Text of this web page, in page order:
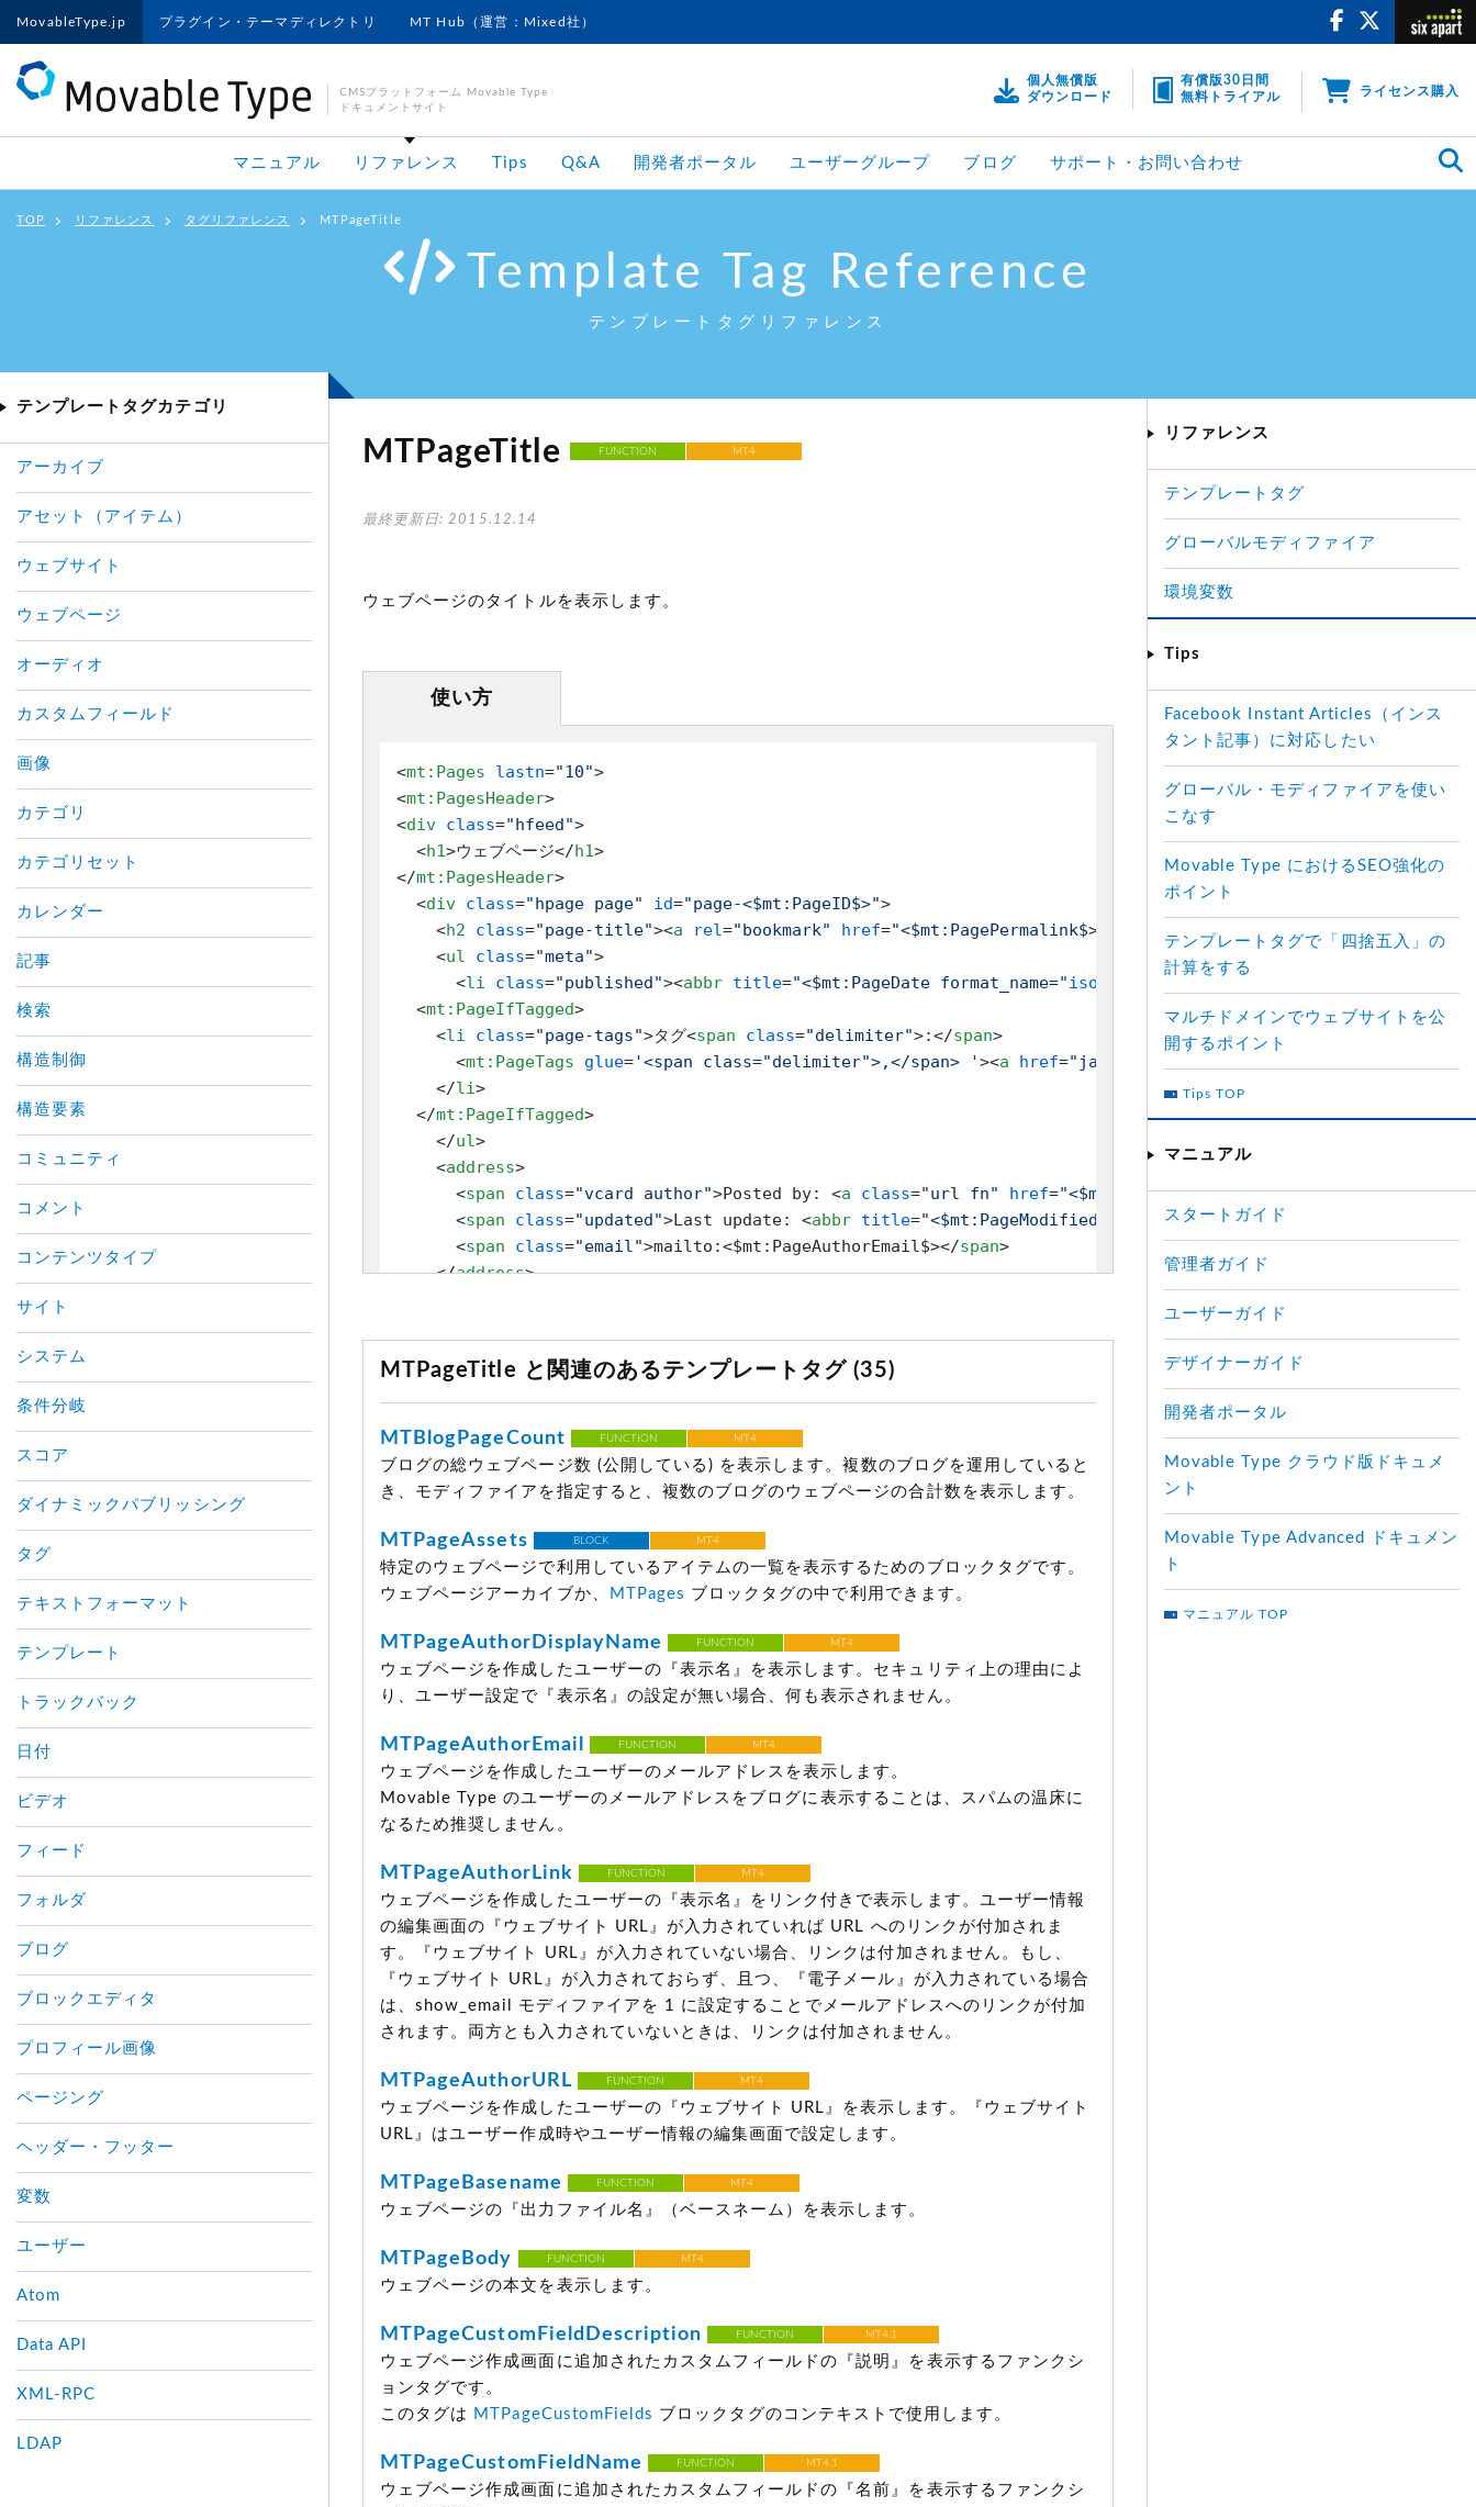
MovableType.jp プラグイン・テーマディレクトリ MT Hub（運営：Mixed社）
CMSプラットフォーム Movable Type
ドキュメントサイト
個人無償版
ダウンロード
有償版30日間
無料トライアル
ライセンス購入
マニュアル リファレンス Tips Q&A 開発者ポータル ユーザーグループ ブログ サポート・お問い合わせ
TOP リファレンス タグリファレンス MTPageTitle
Template Tag Reference
テンプレートタグリファレンス
MTPageTitle FUNCTION MT4
最終更新日: 2015.12.14
ウェブページのタイトルを表示します。
使い方
<mt:Pages lastn="10">
<mt:PagesHeader>
<div class="hfeed">
<h1>ウェブページ</h1>
</mt:PagesHeader>
<div class="hpage page" id="page-<$mt:PageID$>">
<h2 class="page-title"><a rel="bookmark" href="<$mt:PagePermalink$>" <$mt:PageTitle$> </ a </h2>
<ul class="meta">
<li class="published"><abbr title="<$mt:PageDate format_name="iso8601
"><$mt:PageDate format="%b %d,
<mt:PageIfTagged>
<li class="page-tags">タグ<span class="delimiter">:</span>
<mt:PageTags glue='<span class="delimiter">,</span> '><a href="javascript:void(0)"
</li>
</mt:PageIfTagged>
</ul>
<address>
<span class="vcard author">Posted by: <a class="url fn" href="<$mt:PageAuthorURL$>">
<span class="updated">Last update: <abbr title="<$mt:PageModifiedDate format_name="iso8601
<span class="email">mailto:<$mt:PageAuthorEmail$></span>
</address>
</ mt:PagesFooter>
</mt:Pages>
MTPageTitle と関連のあるテンプレートタグ (35)
MTBlogPageCount FUNCTION MT4
ブログの総ウェブページ数 (公開している) を表示します。複数のブログを運用していると
き、モディファイアを指定すると、複数のブログのウェブページの合計数を表示します。
MTPageAssets BLOCK MT4
特定のウェブページで利用しているアイテムの一覧を表示するためのブロックタグです。
ウェブページアーカイブか、
MTPages ブロックタグの中で利用できます。
MTPageAuthorDisplayName FUNCTION MT4
ウェブページを作成したユーザーの『表示名』を表示します。セキュリティ上の理由によ
り、ユーザー設定で『表示名』の設定が無い場合、何も表示されません。
MTPageAuthorEmail FUNCTION MT4
ウェブページを作成したユーザーのメールアドレスを表示します。
Movable Type のユーザーのメールアドレスをブログに表示することは、スパムの温床に
なるため推奨しません。
MTPageAuthorLink FUNCTION MT4
ウェブページを作成したユーザーの『表示名』をリンク付きで表示します。ユーザー情報
の編集画面の『ウェブサイト URL』が入力されていれば URL へのリンクが付加されま
す。『ウェブサイト URL』が入力されていない場合、リンクは付加されません。もし、
『ウェブサイト URL』が入力されておらず、且つ、『電子メール』が入力されている場合
は、show_email モディファイアを 1 に設定することでメールアドレスへのリンクが付加
されます。両方とも入力されていないときは、リンクは付加されません。
MTPageAuthorURL FUNCTION MT4
ウェブページを作成したユーザーの『ウェブサイト URL』を表示します。『ウェブサイト
URL』はユーザー作成時やユーザー情報の編集画面で設定します。
MTPageBasename FUNCTION MT4
ウェブページの『出力ファイル名』（ベースネーム）を表示します。
MTPageBody FUNCTION MT4
ウェブページの本文を表示します。
MTPageCustomFieldDescription FUNCTION MT4.1
ウェブページ作成画面に追加されたカスタムフィールドの『説明』を表示するファンクシ
ョンタグです。
このタグは MTPageCustomFields ブロックタグのコンテキストで使用します。
MTPageCustomFieldName FUNCTION MT4.1
ウェブページ作成画面に追加されたカスタムフィールドの『名前』を表示するファンクシ
テンプレートタグカテゴリ
アーカイブ
アセット（アイテム）
ウェブサイト
ウェブページ
オーディオ
カスタムフィールド
画像
カテゴリ
カテゴリセット
カレンダー
記事
検索
構造制御
構造要素
コミュニティ
コメント
コンテンツタイプ
サイト
システム
条件分岐
スコア
ダイナミックパブリッシング
タグ
テキストフォーマット
テンプレート
トラックバック
日付
ビデオ
フィード
フォルダ
ブログ
ブロックエディタ
プロフィール画像
ページング
ヘッダー・フッター
変数
ユーザー
Atom
Data API
XML-RPC
LDAP
リファレンス
テンプレートタグ
グローバルモディファイア
環境変数
Tips
Facebook Instant Articles（インス
タント記事）に対応したい
グローバル・モディファイアを使い
こなす
Movable Type におけるSEO強化の
ポイント
テンプレートタグで「四捨五入」の
計算をする
マルチドメインでウェブサイトを公
開するポイント
Tips TOP
マニュアル
スタートガイド
管理者ガイド
ユーザーガイド
デザイナーガイド
開発者ポータル
Movable Type クラウド版ドキュメ
ント
Movable Type Advanced ドキュメン
ト
マニュアル TOP